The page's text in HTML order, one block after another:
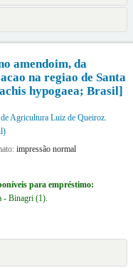
amendoim, da
na regiao de Santa
hypogaea; Brasil]
Agricultura Luiz de Queiroz.
impressão normal
para empréstimo:
- Binagri(1).